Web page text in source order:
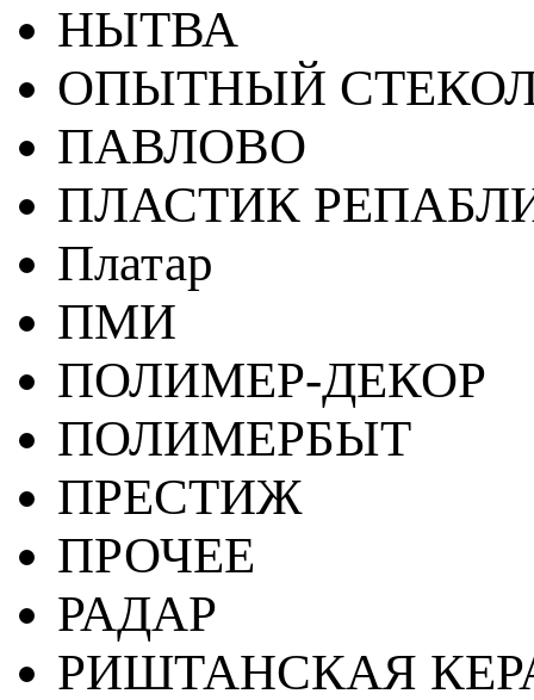
НЫТВА
ОПЫТНЫЙ
ПАВЛОВО
ПЛАСТИК
Платар
ПМИ
ПОЛИМЕР-ДЕКОР
ПОЛИМЕРБЫТ
ПРЕСТИЖ
ПРОЧЕЕ
РАДАР
РИШТАНСКАЯ